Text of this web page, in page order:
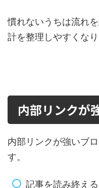
慣れないうちは流れ
計を整理しやすくなり
内部リンクが
内部リンクが強いブ
す。
記事を読み終え